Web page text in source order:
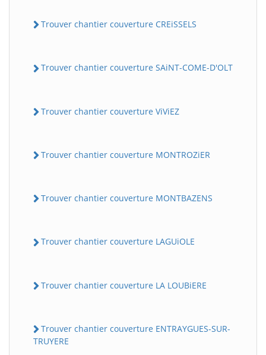
Trouver chantier couverture CREiSSELS
Trouver chantier couverture SAiNT-COME-D'OLT
Trouver chantier couverture ViViEZ
Trouver chantier couverture MONTROZiER
Trouver chantier couverture MONTBAZENS
Trouver chantier couverture LAGUiOLE
Trouver chantier couverture LA LOUBiERE
Trouver chantier couverture ENTRAYGUES-SUR-
TRUYERE